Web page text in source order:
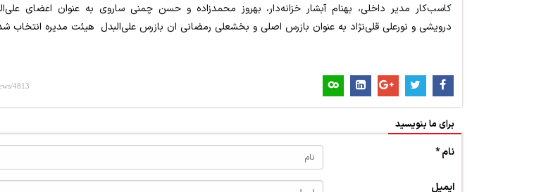
کاسب‌کار مدیر داخلی، بهنام آبشار خزانه‌دار، بهروز محمدزاده و حسن چمنی ساروی به عنوان اعضای
درویشی و نورعلی قلی‌نژاد به عنوان بازرس اصلی و بخشعلی رمضانی ان بازرس علی‌البدل هیئت مدیره انتخاب
برای ما بنویسید
نام *
ایمیل